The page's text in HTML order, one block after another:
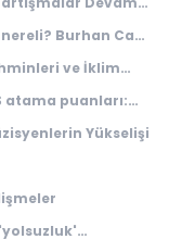
Burhan Can
ve İklim
atama puanları:
Yükselişi